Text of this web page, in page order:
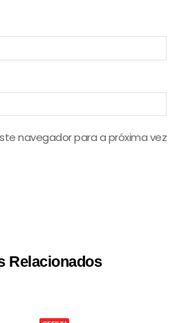
navegador para a próxima vez
Relacionados